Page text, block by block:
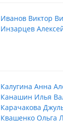
Иванов Виктор
Инзарцев
Калугина Анна
Канашин Илья
Карачакова
Квашенко Ольга